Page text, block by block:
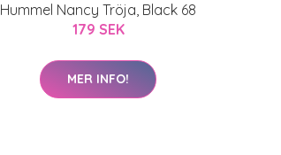
Hummel Nancy Tröja, Black 68
179 SEK
MER INFO!